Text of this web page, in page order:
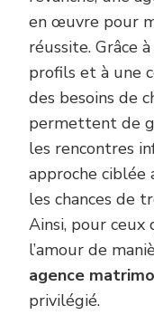
en œuvre pour
réussite. Grâce
profils et à une
des besoins de
permettent de
les rencontres
approche
les chances de
Ainsi, pour
l’amour de
agence
privilégié.